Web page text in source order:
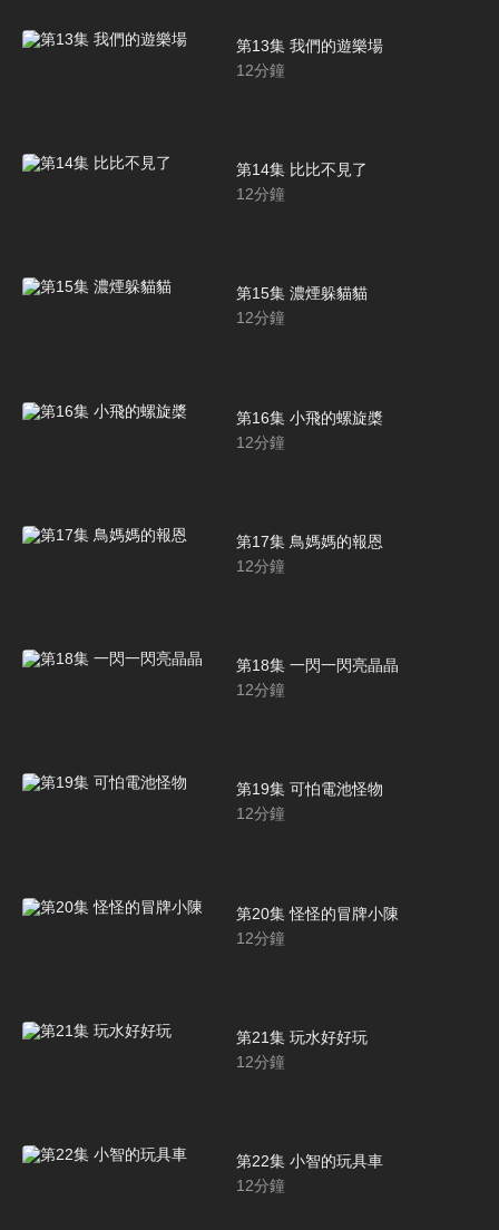
第13集 我們的遊樂場
12分鐘
第14集 比比不見了
12分鐘
第15集 濃煙躲貓貓
12分鐘
第16集 小飛的螺旋槳
12分鐘
第17集 鳥媽媽的報恩
12分鐘
第18集 一閃一閃亮晶晶
12分鐘
第19集 可怕電池怪物
12分鐘
第20集 怪怪的冒牌小陳
12分鐘
第21集 玩水好好玩
12分鐘
第22集 小智的玩具車
12分鐘